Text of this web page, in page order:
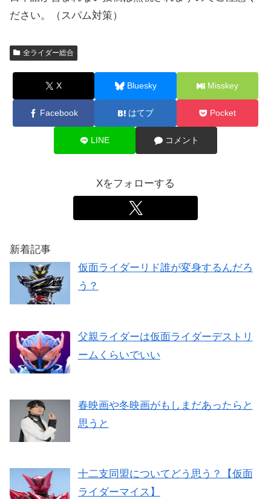
ださい。（スパム対策）
全ライダー総合
X Bluesky Misskey
Facebook はてブ Pocket
LINE コメント
Xをフォローする
新着記事
仮面ライダーリド誰が変身するんだろ
う？
父親ライダーは仮面ライダーデストリ
ームくらいでいい
春映画や冬映画がもしまだあったらと
思うと
十二支同盟についてどう思う？【仮面
ライダーマイス】